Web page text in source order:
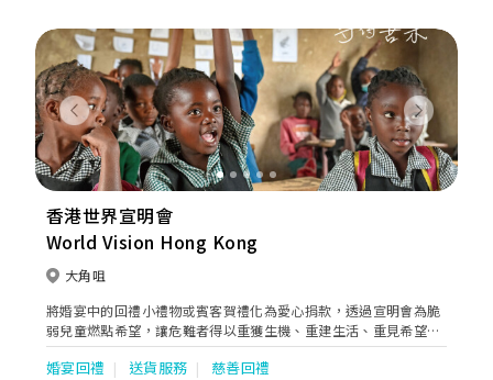
Previous Next
香港世界宣明會
World Vision Hong Kong
大角咀
將婚宴中的回禮小禮物或賓客賀禮化為愛心捐款，透過宣明會為脆
弱兒童燃點希望，讓危難者得以重獲生機、重建生活、重見希望！
宣明會特別為新人預備了心意卡致送給眾賓客，讓他們一同分享助
人的喜悅。
婚宴回禮 送貨服務 慈善回禮